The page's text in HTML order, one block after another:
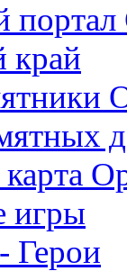
портал
край
игры
Герои